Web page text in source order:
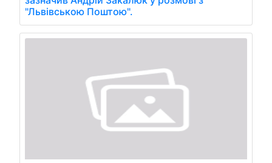
"Львівською Поштою".